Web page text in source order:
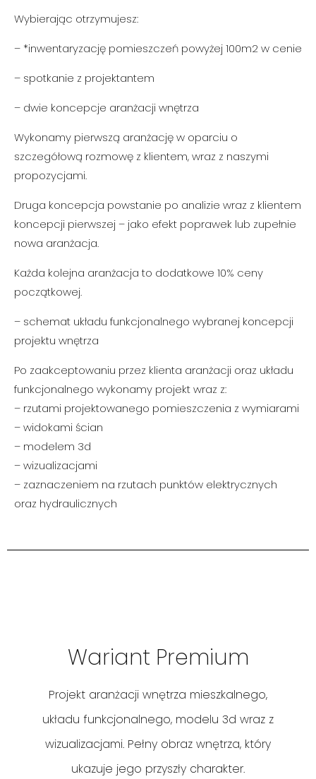
Wybierając otrzymujesz:
– *inwentaryzację pomieszczeń powyżej 100m2 w cenie
– spotkanie z projektantem
– dwie koncepcje aranżacji wnętrza
Wykonamy pierwszą aranżację w oparciu o
szczegółową rozmowę z klientem, wraz z naszymi
propozycjami.
Druga koncepcja powstanie po analizie wraz z klientem
koncepcji pierwszej – jako efekt poprawek lub zupełnie
nowa aranżacja.
Każda kolejna aranżacja to dodatkowe 10% ceny
początkowej.
– schemat układu funkcjonalnego wybranej koncepcji
projektu wnętrza
Po zaakceptowaniu przez klienta aranżacji oraz układu
funkcjonalnego wykonamy projekt wraz z:
– rzutami projektowanego pomieszczenia z wymiarami
– widokami ścian
– modelem 3d
– wizualizacjami
– zaznaczeniem na rzutach punktów elektrycznych
oraz hydraulicznych
Wariant Premium
Projekt aranżacji wnętrza mieszkalnego,
układu funkcjonalnego, modelu 3d wraz z
wizualizacjami. Pełny obraz wnętrza, który
ukazuje jego przyszły charakter.
Premium
130 zł za m2